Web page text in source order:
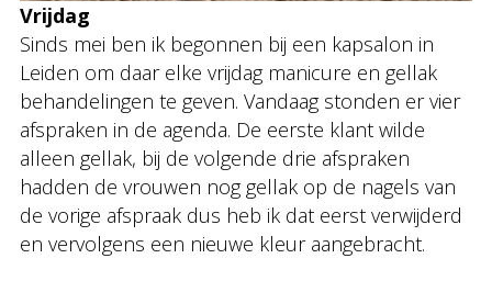
Vrijdag
Sinds mei ben ik begonnen bij een kapsalon in
Leiden om daar elke vrijdag manicure en gellak
behandelingen te geven. Vandaag stonden er vier
afspraken in de agenda. De eerste klant wilde
alleen gellak, bij de volgende drie afspraken
hadden de vrouwen nog gellak op de nagels van
de vorige afspraak dus heb ik dat eerst verwijderd
en vervolgens een nieuwe kleur aangebracht.